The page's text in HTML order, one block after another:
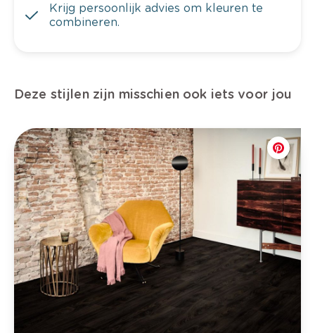
Krijg persoonlijk advies om kleuren te
combineren.
Deze stijlen zijn misschien ook iets voor jou